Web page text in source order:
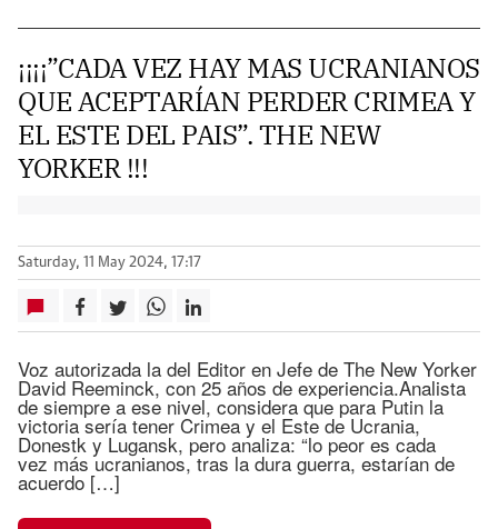
¡¡¡¡”CADA VEZ HAY MAS UCRANIANOS
QUE ACEPTARÍAN PERDER CRIMEA Y
EL ESTE DEL PAIS”. THE NEW
YORKER !!!
Saturday, 11 May 2024, 17:17
Voz autorizada la del Editor en Jefe de The New Yorker
David Reeminck, con 25 años de experiencia.Analista
de siempre a ese nivel, considera que para Putin la
victoria sería tener Crimea y el Este de Ucrania,
Donestk y Lugansk, pero analiza: “lo peor es cada
vez más ucranianos, tras la dura guerra, estarían de
acuerdo […]